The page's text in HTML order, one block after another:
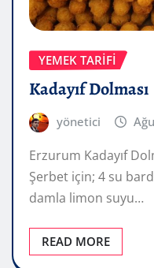
YEMEK TARIFI
Kadayıf Dolması
yönetici
Erzurum Kadayıf
Şerbet için; 4 su
damla limon suyu…
READ MORE